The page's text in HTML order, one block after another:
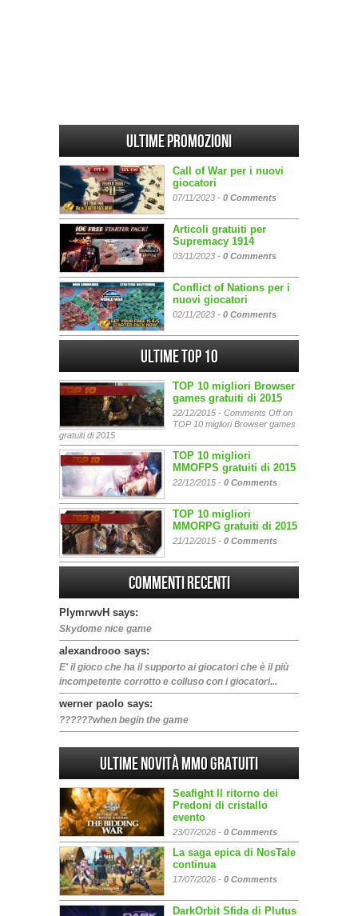
Ultime promozioni
Call of War per i nuovi
giocatori
07/11/2023 - 0 Comments
Articoli gratuiti per
Supremacy 1914
03/11/2023 - 0 Comments
Conflict of Nations per i
nuovi giocatori
02/11/2023 - 0 Comments
Ultime Top 10
TOP 10 migliori Browser
games gratuiti di 2015
22/12/2015 - Comments Offon
TOP 10 migliori Browser games
gratuiti di 2015
TOP 10 migliori
MMOFPS gratuiti di 2015
22/12/2015 - 0 Comments
TOP 10 migliori
MMORPG gratuiti di 2015
21/12/2015 - 0 Comments
Commenti Recenti
PIymrwvH says:
Skydome nice game
alexandrooo says:
E' il gioco che ha il supporto ai giocatori che è il più
incompetente corrotto e colluso con i giocatori...
werner paolo says:
??????when begin the game
Ultime Novità MMO gratuiti
Seafight Il ritorno dei
Predoni di cristallo
evento
23/07/2026 - 0 Comments
La saga epica di NosTale
continua
17/07/2026 - 0 Comments
DarkOrbit Sfida di Plutus